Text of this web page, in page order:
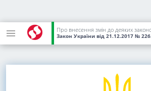
Закон України від 21.12.2017 № 2262-VIII